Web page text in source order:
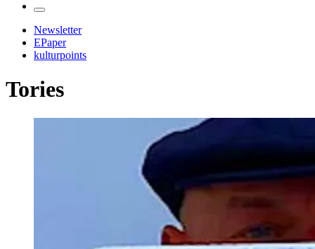
Newsletter
EPaper
kulturpoints
Tories